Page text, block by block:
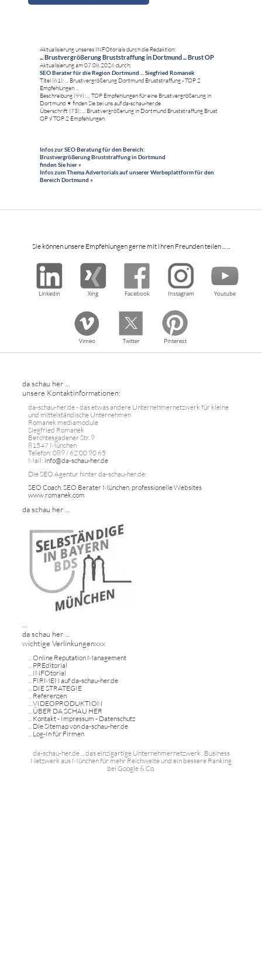
Aktualisierung unseres INFOtorials durch die Redaktion:
... Brustvergrößerung Bruststraffung in Dortmund ... Brust OP
Aktualisierung am 07.08.2026 durch:
SEO Berater für die Region Dortmund ... Siegfried Romanek
Titel (61): ... Brustvergrößerung Dortmund Bruststraffung - TOP 2
Empfehlungen ...
Beschreibung (99): ... TOP Empfehlungen für eine Brustvergrößerung in
Dortmund ✶ finden Sie bei uns auf da-schau-her.de
Überschrift (73): ... Brustvergrößerung in Dortmund Bruststraffung Brust
OP √ TOP 2 Empfehlungen
Infos zur SEO Beratung für den Bereich:
Brustvergrößerung Bruststraffung in Dortmund
finden Sie hier »
Infos zum Thema Advertorials auf unserer Werbeplattform für den
Bereich Dortmund »
Sie können unsere Empfehlungen gerne mit Ihren Freunden teilen ... ...
Linkedin Xing Facebook Instagram Youtube
Vimeo Twitter Pinterest
da schau her ...
unsere Kontaktinformationen:
da-schau-her.de - das etwas andere Unternehmernetzwerk für kleine
und mittelständische Unternehmen
Romanek mediamodule
Siegfried Romanek
Berchtesgadener Str. 9
81547 München
Telefon: 089 / 62 00 90 65
Mail: info@da-schau-her.de
Die SEO Agentur hinter da-schau-her.de:
SEO Coach, SEO Berater München, professionelle Websites
www.romanek.com
da schau her ...
...
da schau her ...
wichtige Verlinkungenxxx
...Online Reputation Management
... PREditorial
... INFOtorial
... FIRMEN auf da-schau-her.de
... DIE STRATEGIE
... Referenzen
...VIDEOPRODUKTION
... ÜBER DA SCHAU HER
... Kontakt - Impressum - Datenschutz
... Die Sitemap von da-schau-her.de
... Log-In für Firmen
da-schau-her.de ... das einzigartige Unternehmernetzwerk . Business
Netzwerk aus München für mehr Reichweite und ein bessere Ranking
bei Google & Co.